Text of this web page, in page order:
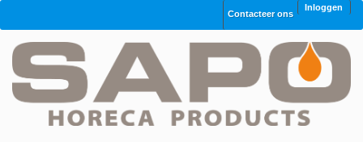
Inloggen
Contacteer ons